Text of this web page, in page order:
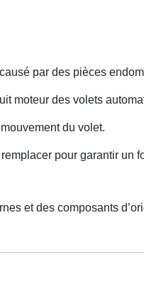
par des pièces
moteur des volets
du volet.
pour garantir un
et des composants